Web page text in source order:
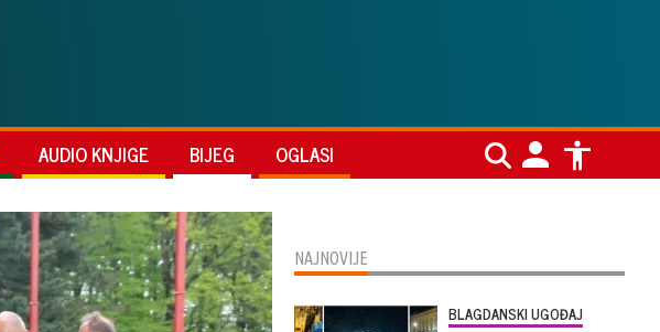
AUDIO KNJIGE BIJEG OGLASI
NAJNOVIJE
BLAGDANSKI UGOĐAJ